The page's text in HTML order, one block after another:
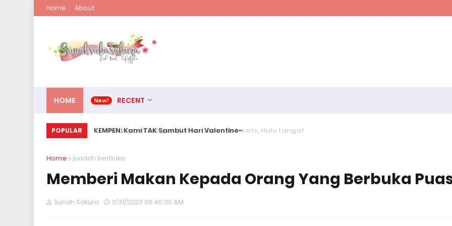
Home About
HOME RECENT
POPULAR KEMPEN: Kami TAK Sambut Hari Valentine~
Home juadah berbuka
Memberi Makan Kepada Orang Yang Berbuka
Sunah Sakura 3/31/2023 09:40:00 AM